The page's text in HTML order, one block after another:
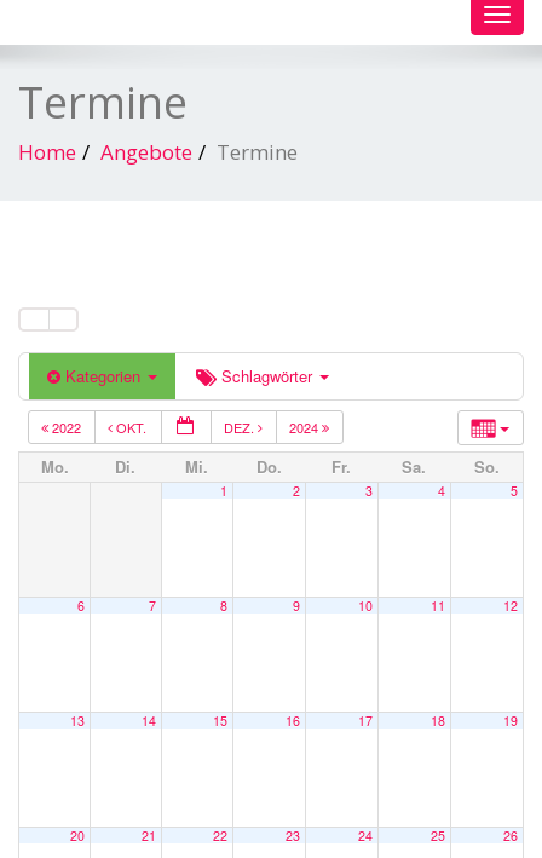
Termine
Home Angebote Termine
Kategorien Schlagwörter
2022 OKT. DEZ. 2024
Mo. Di. Mi. Do. Fr. Sa. So.
1 2 3 4 5
6 7 8 9 10 11 12
13 14 15 16 17 18 19
20 21 22 23 24 25 26